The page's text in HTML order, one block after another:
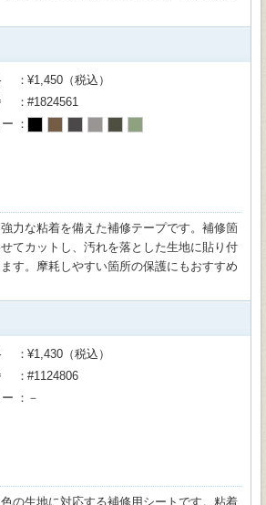
¥1,450（税込）
#1824561
力な粘着を備えた補修テープです。補修箇
てカットし、汚れを落とした生地に貼り付
す。摩耗しやすい箇所の保護にもおすすめ
¥1,430（税込）
#1124806
－
の生地に対応する補修用シートです。粘着